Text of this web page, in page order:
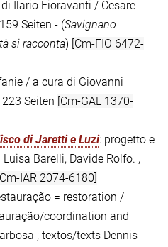
Ilario Fioravanti / Cesare
Seiten - (Savignano
si racconta) [Cm-FIO 6472-
/ a cura di Giovanni
Seiten [Cm-GAL 1370-
di Jaretti e Luzi: progetto e
Barelli, Davide Rolfo. ,
[Cm-IAR 2074-6180]
= restoration /
coordination and
; textos/texts Dennis